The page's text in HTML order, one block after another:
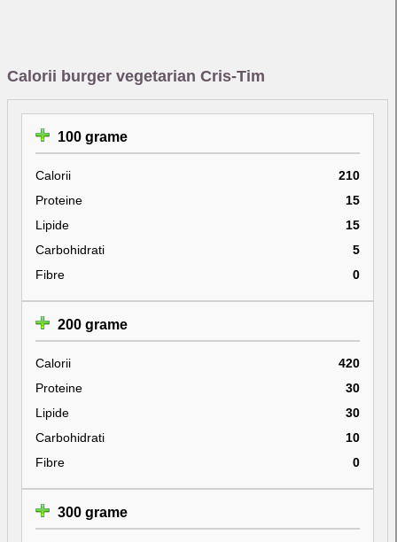
Calorii burger vegetarian Cris-Tim
100 grame
Calorii
210
Proteine
15
Lipide
15
Carbohidrati
5
Fibre
0
200 grame
Calorii
420
Proteine
30
Lipide
30
Carbohidrati
10
Fibre
0
300 grame